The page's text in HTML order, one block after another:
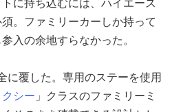
に持ち込むには、ハイエース
。ファミリーカーしか持って
入の余地すらなかった。
に覆した。専用のステーを使用
クシー 」クラスのファミリーミ